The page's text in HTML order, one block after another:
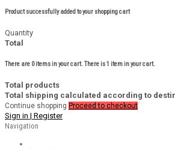
Product successfully added to your shopping cart
Quantity
Total
There are 0items in your cart.There is 1 item in your cart.
Total products
Total shipping calculated according to
Continue shopping Proceed to checkout
Sign in | Register
Navigation